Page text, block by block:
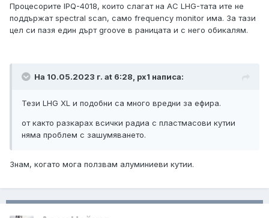
Процесорите IPQ-4018, които слагат на AC LHG-тата ите не
поддържат spectral scan, само frequency monitor има. За тази
цел си пазя един дърт groove в раницата и с него обикалям.
На 10.05.2023 г. at 6:28, px1 написа:
Тези LHG XL и подобни са много вредни за ефира.
от както разкарах всички радиа с пластмасови кутии
няма проблем с зашумяването.
Знам, когато мога ползвам алуминиеви кутии.